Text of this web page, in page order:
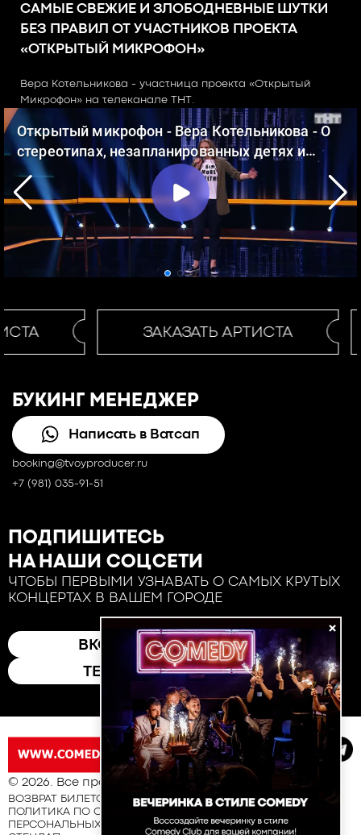
САМЫЕ СВЕЖИЕ И ЗЛОБОДНЕВНЫЕ ШУТКИ
БЕЗ ПРАВИЛ ОТ УЧАСТНИКОВ ПРОЕКТА
«ОТКРЫТЫЙ МИКРОФОН»
Вера Котельникова - участница проекта «Открытый
Микрофон» на телеканале ТНТ.
ЗАКАЗАТЬ АРТИСТА
БУКИНГ МЕНЕДЖЕР
Написать в Ватсап
booking@tvoyproducer.ru
+7 (981) 035-91-51
×
ПОДПИШИТЕСЬ
НА НАШИ СОЦСЕТИ
ЧТОБЫ ПЕРВЫМИ УЗНАВАТЬ О САМЫХ КРУТЫХ
КОНЦЕРТАХ В ВАШЕМ ГОРОДЕ
ВКОНТАКТЕ
ТЕЛЕГРАМ
© 2026. Все права защищены
ВОЗВРАТ БИЛЕТОВ
ПОЛИТИКА ПО ОБРАБОТКЕ И ЗАЩИТЕ
ПЕРСОНАЛЬНЫХ ДАННЫХ